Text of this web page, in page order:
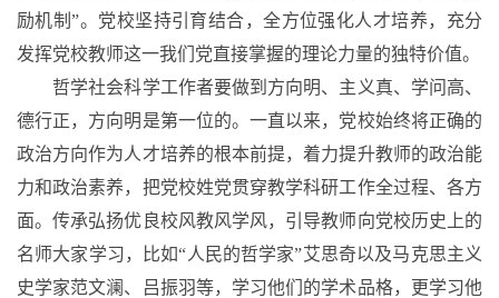
励机制”。党校坚持引育结合，全方位强化人才培养，充分
发挥党校教师这一我们党直接掌握的理论力量的独特价值。
哲学社会科学工作者要做到方向明、主义真、学问高、
德行正，方向明是第一位的。一直以来，党校始终将正确的
政治方向作为人才培养的根本前提，着力提升教师的政治能
力和政治素养，把党校姓党贯穿教学科研工作全过程、各方
面。传承弘扬优良校风教风学风，引导教师向党校历史上的
名师大家学习，比如“人民的哲学家”艾思奇以及马克思主义
史学家范文澜、吕振羽等，学习他们的学术品格，更学习他